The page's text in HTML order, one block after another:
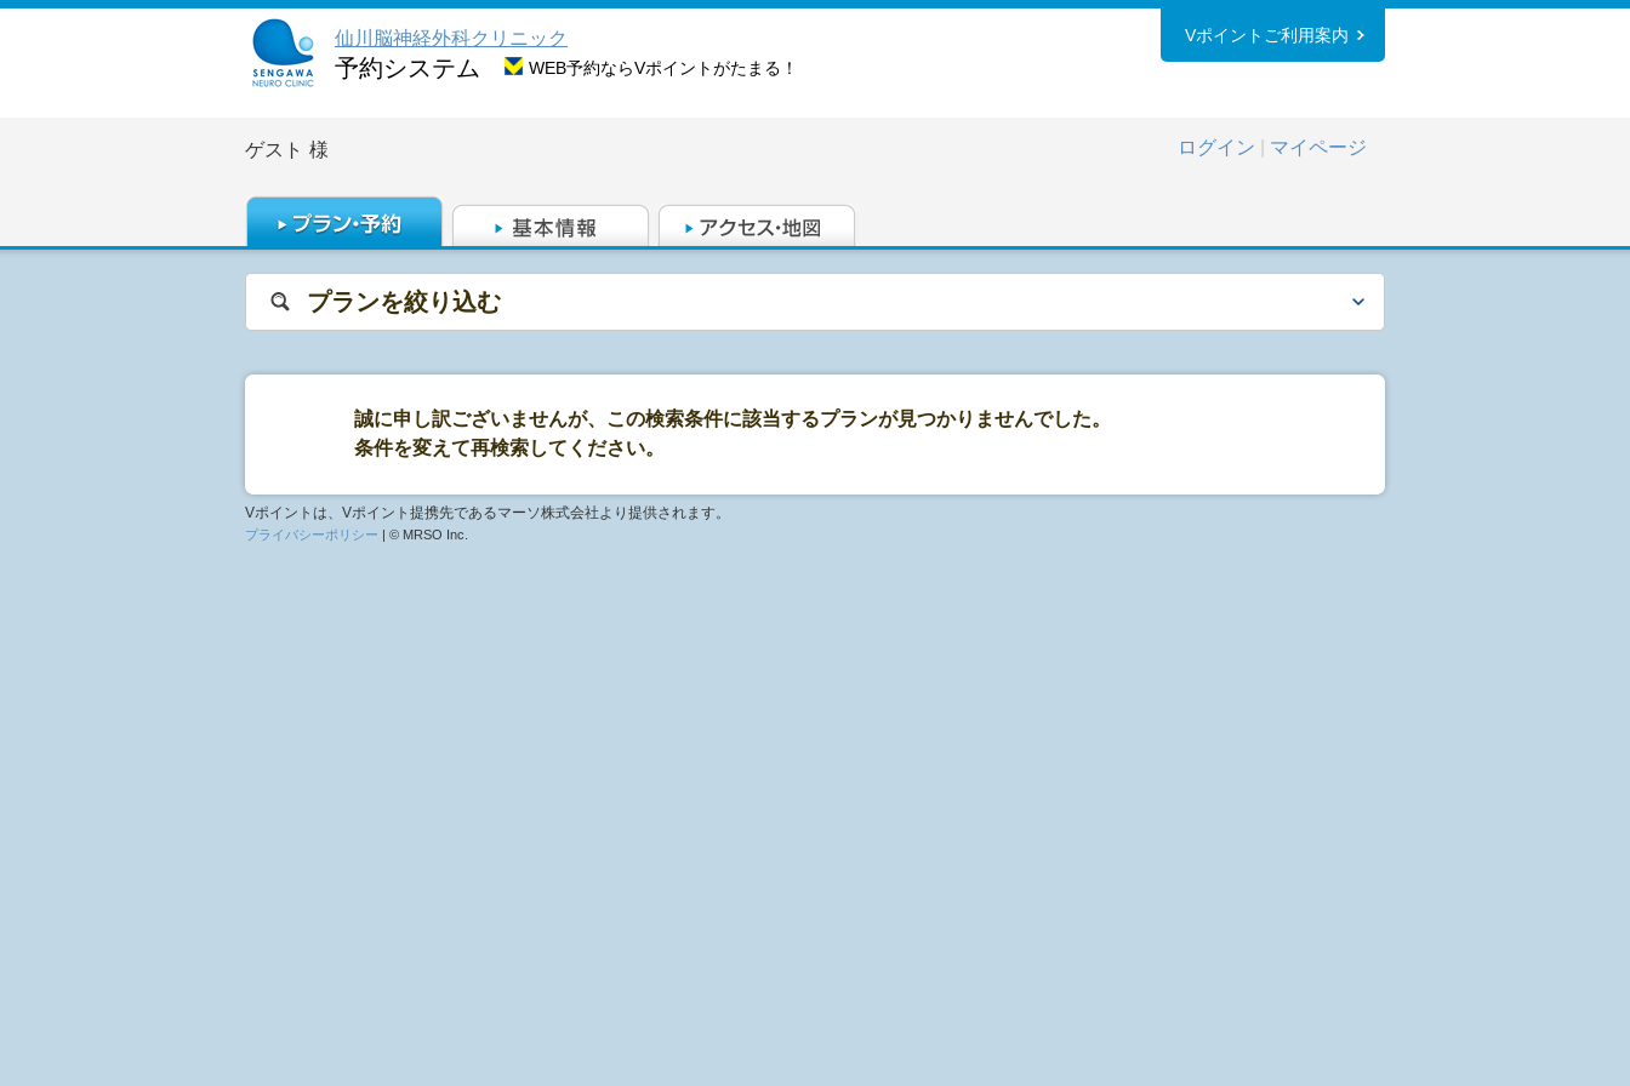
仙川脳神経外科クリニック
予約システム WEB予約ならVポイントがたまる！
Vポイントご利用案内
ゲスト 様 ログイン マイページ
プランを絞り込む
誠に申し訳ございませんが、この検索条件に該当するプランが見つかりませんでした。
条件を変えて再検索してください。
Vポイントは、Vポイント提携先であるマーソ株式会社より提供されます。
プライバシーポリシー | © MRSO Inc.